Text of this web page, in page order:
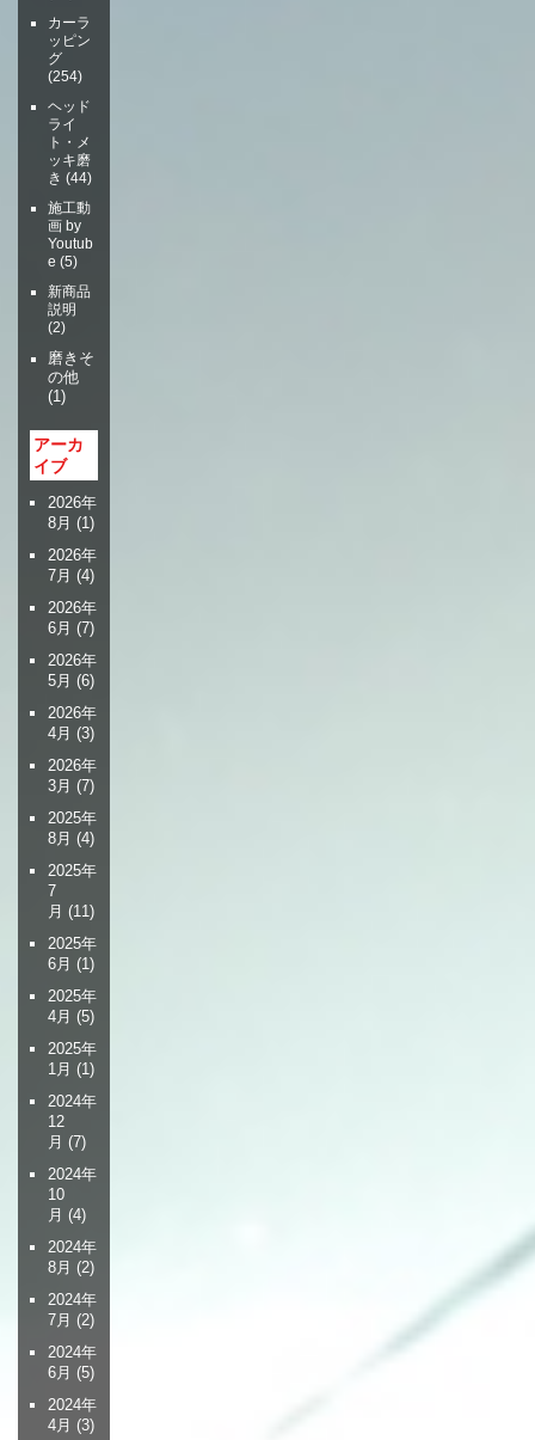
カーラ
ッピン
グ
(254)
ヘッド
ライ
ト・メ
ッキ磨
き (44)
施工動
画 by
Youtub
e (5)
新商品
説明
(2)
磨きそ
の他
(1)
アーカ
イブ
2026年
8月 (1)
2026年
7月 (4)
2026年
6月 (7)
2026年
5月 (6)
2026年
4月 (3)
2026年
3月 (7)
2025年
8月 (4)
2025年
7
月 (11)
2025年
6月 (1)
2025年
4月 (5)
2025年
1月 (1)
2024年
12
月 (7)
2024年
10
月 (4)
2024年
8月 (2)
2024年
7月 (2)
2024年
6月 (5)
2024年
4月 (3)